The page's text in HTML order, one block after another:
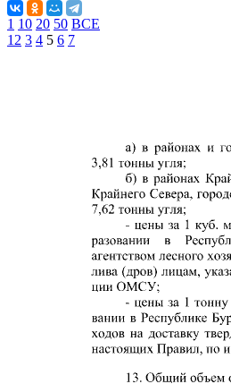
1 10 20 50 ВСЕ
1 2 3 4 5 6 7